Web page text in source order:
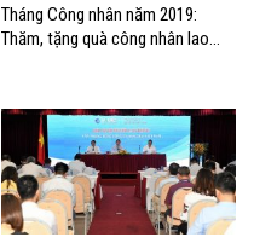
Tháng Công nhân năm 2019:
Thăm, tặng quà công nhân lao
Phòng